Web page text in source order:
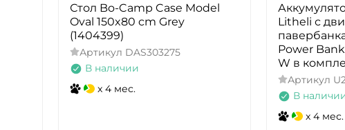
Стол Bo-Camp Case Model
Oval 150x80 cm Grey
(1404399)
Артикул DAS303275
В наличии
x 4 мес.
Litheli с
Power
W в
Артикул
В
x 4 мес.